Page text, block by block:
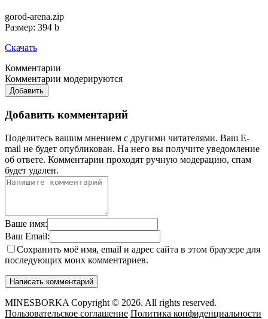
gorod-arena.zip
Размер: 394 b
Скачать
Комментарии
Комментарии модерируются
Добавить
Добавить комментарий
Поделитесь вашим мнением с другими читателями. Ваш E-
mail не будет опубликован. На него вы получите уведомление
об ответе. Комментарии проходят ручную модерацию, спам
будет удален.
Ваше имя:
Ваш Email:
Сохранить моё имя, email и адрес сайта в этом браузере для
последующих моих комментариев.
MINESBORKA Copyright © 2026. All rights reserved.
Пользовательское соглашение Политика конфиденциальности